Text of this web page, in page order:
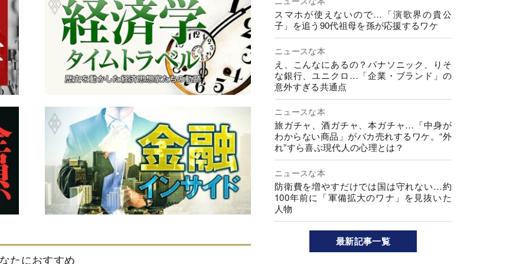
たにおすすめ
スマホが使えないので…「演歌界の貴公
子」を追う90代祖母を孫が応援するワケ
ニュースな本
え、こんなにあるの？パナソニック、りそ
な銀行、ユニクロ…「企業・ブランド」の
意外すぎる共通点
ニュースな本
旅ガチャ、酒ガチャ、本ガチャ…「中身が
わからない商品」がバカ売れするワケ。“外
れ”すら喜ぶ現代人の心理とは？
ニュースな本
防衛費を増やすだけでは国は守れない…約
100年前に「軍備拡大のワナ」を見抜いた
人物
最新記事一覧